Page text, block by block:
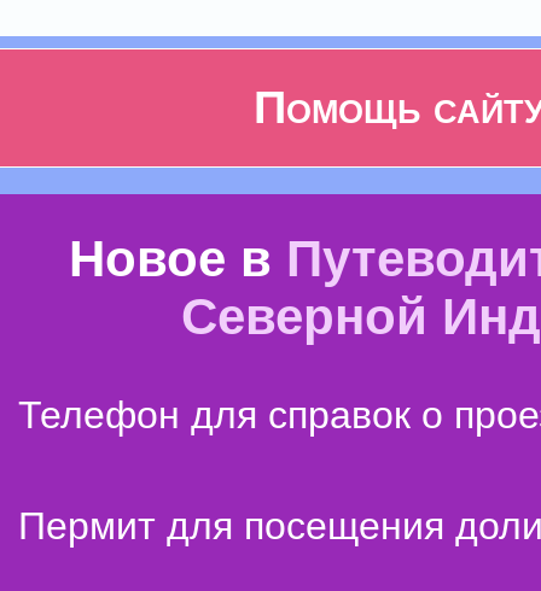
Помощь
Новое в
Северной
Телефон для справок о
Пермит для посещения